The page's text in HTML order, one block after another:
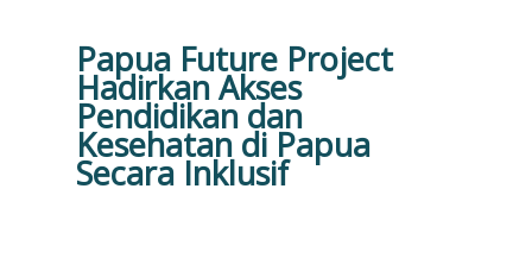
Papua Future Project
Hadirkan Akses
Pendidikan dan
Kesehatan di Papua
Secara Inklusif